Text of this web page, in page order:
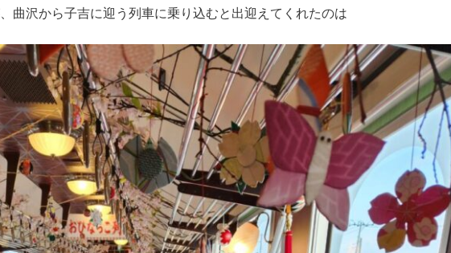
曲沢から子吉に迎う列車に乗り込むと出迎えてくれたのは